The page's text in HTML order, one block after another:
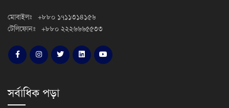
মোবাইলঃ +৮৮০ ১৭১১৩১৪১৫৬
টেলিফোনঃ +৮৮০ ২২২৬৬৬৫৫৩৩
সর্বাধিক পড়া